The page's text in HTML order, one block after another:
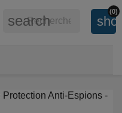
(0)
search